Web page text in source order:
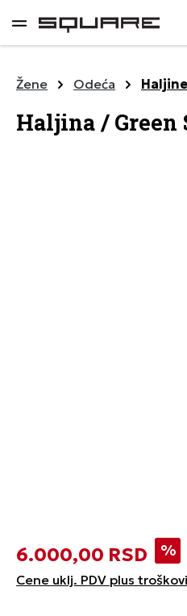
sadržaj
Žene Odeća Haljine
Haljina / Green
6.000,00 RSD %
Cene uklj. PDV plus